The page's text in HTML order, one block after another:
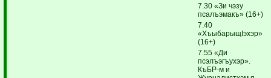
7.30 «Зи чэзу
псалъэмакъ» (16+)
7.40
«ХъыбарыщIэхэр»
(16+)
7.55 «Ди
псэлъэгъухэр».
КъБР-м и